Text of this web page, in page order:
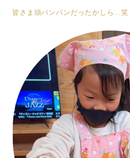
皆さま頭パンパンだったかしら…笑